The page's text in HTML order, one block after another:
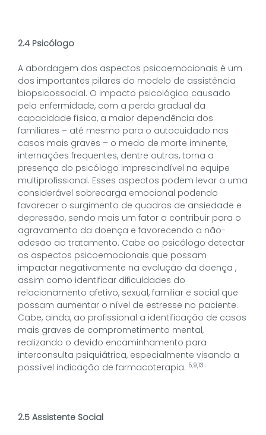
2.4 Psicólogo
A abordagem dos aspectos psicoemocionais é um
dos importantes pilares do modelo de assistência
biopsicossocial. O impacto psicológico causado
pela enfermidade, com a perda gradual da
capacidade física, a maior dependência dos
familiares – até mesmo para o autocuidado nos
casos mais graves – o medo de morte iminente,
internações frequentes, dentre outras, torna a
presença do psicólogo imprescindível na equipe
multiprofissional. Esses aspectos podem levar a uma
considerável sobrecarga emocional podendo
favorecer o surgimento de quadros de ansiedade e
depressão, sendo mais um fator a contribuir para o
agravamento da doença e favorecendo a não-
adesão ao tratamento. Cabe ao psicólogo detectar
os aspectos psicoemocionais que possam
impactar negativamente na evolução da doença ,
assim como identificar dificuldades do
relacionamento afetivo, sexual, familiar e social que
possam aumentar o nível de estresse no paciente.
Cabe, ainda, ao profissional a identificação de casos
mais graves de comprometimento mental,
realizando o devido encaminhamento para
interconsulta psiquiátrica, especialmente visando a
possível indicação de farmacoterapia. 5,9,13
2.5 Assistente Social